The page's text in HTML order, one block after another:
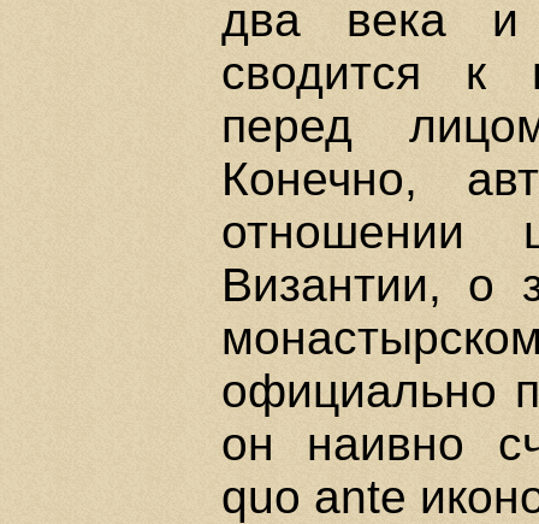
два века и
сводится к
перед
Конечно,
отношении
Византии, о
официально
он наивно
quo ante